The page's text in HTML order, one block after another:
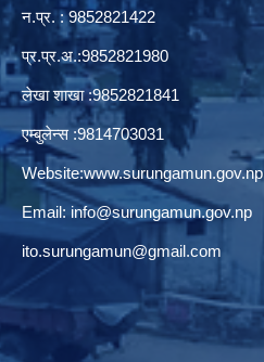
न.प्र. : 9852821422
प्र.प्र.अ.:9852821980
लेखा शाखा :9852821841
एम्बुलेन्स :9814703031
Website:www.surungamun.gov.np
Email: info@surungamun.gov.np
ito.surungamun@gmail.com